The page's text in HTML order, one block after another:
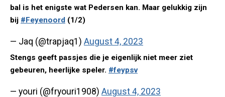
bal is het enigste wat Pedersen kan. Maar gelukkig zijn
bij #Feyenoord (1/2)
— Jaq (@trapjaq1) August 4, 2023
Stengs geeft passjes die je eigenlijk niet meer ziet
gebeuren, heerlijke speler. #feypsv
— youri (@fryouri1908) August 4, 2023